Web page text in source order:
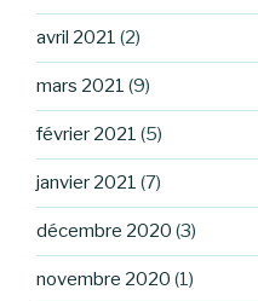
avril 2021 (2)
mars 2021 (9)
février 2021 (5)
janvier 2021 (7)
décembre 2020 (3)
novembre 2020 (1)